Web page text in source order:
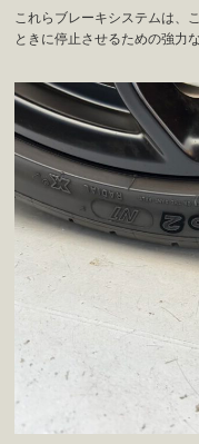
これらブレーキシステムは、
ときに停止させるための強力